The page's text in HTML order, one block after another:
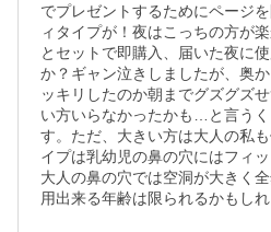
でプレゼントするためにページ
ィタイプが！夜はこっちの方が
とセットで即購入、届いた夜に
か？ギャン泣きしましたが、奥
ッキリしたのか朝までグズグズ
い方いらなかったかも…と言う
す。ただ、大きい方は大人の私
イプは乳幼児の鼻の穴にはフィ
大人の鼻の穴では空洞が大きく
用出来る年齢は限られるかもしれ